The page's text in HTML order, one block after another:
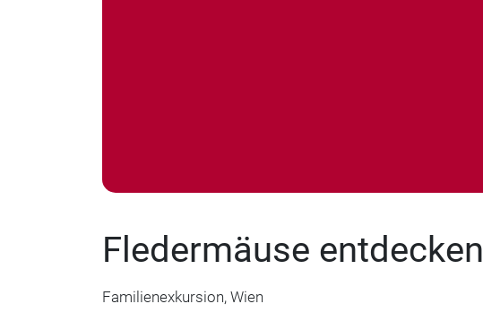
Fledermäuse entdecken
Familienexkursion, Wien